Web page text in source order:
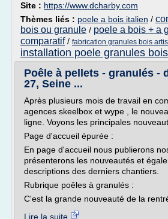
Site : https://www.dcharby.com
Thèmes liés : poele a bois italien /
bois ou granule / poele a bois + a
comparatif/ fabrication granules bois
installation poele granules bois
Poêle à pellets - granulés -
27, Seine ...
Après plusieurs mois de travail en
agences skeelbox et wype , le
ligne. Voyons les principales
Page d'accueil épurée :
En page d'accueil nous publierons
présenterons les nouveautés et
descriptions des derniers chantiers.
Rubrique poêles à granulés :
C'est la grande nouveauté de la
Lire la suite